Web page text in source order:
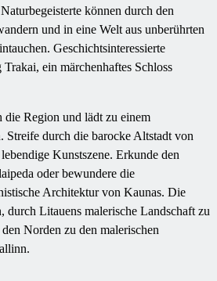
können durch den
und in eine Welt aus unberührten
Geschichtsinteressierte
ein märchenhaftes Schloss
Region und lädt zu einem
Streife durch die barocke Altstadt von
Kunstszene. Erkunde den
oder bewundere die
Architektur von Kaunas. Die
durch Litauens malerische Landschaft zu
Norden zu den malerischen